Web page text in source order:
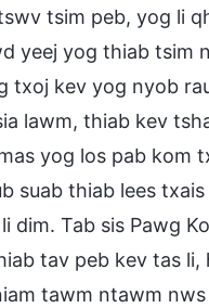
tsim peb, yog li
yeej yog thiab tsim
txoj kev yog nyob
lawm, thiab kev
yog los pab kom
suab thiab lees
dim. Tab sis Pawg
tav peb kev tas li,
tawm ntawm